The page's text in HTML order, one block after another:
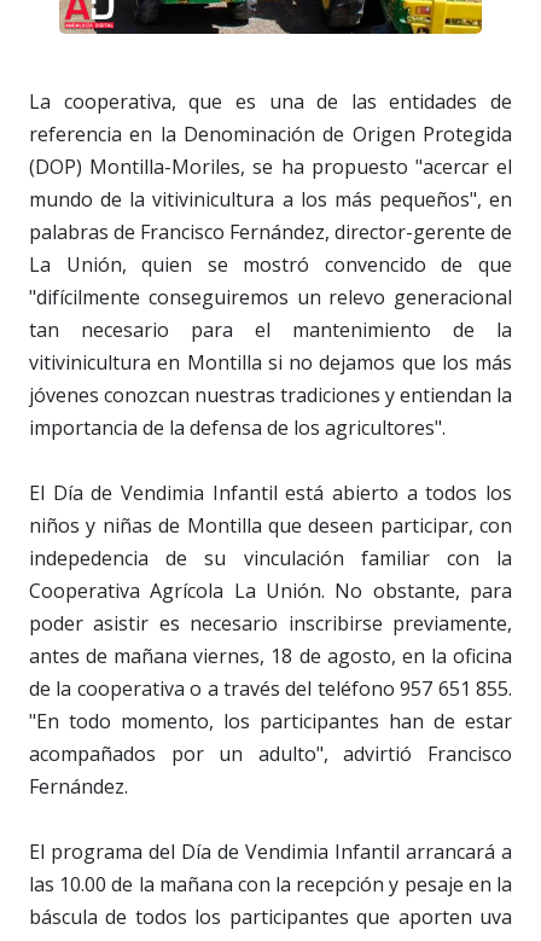
La cooperativa, que es una de las entidades de
referencia en la Denominación de Origen Protegida
(DOP) Montilla-Moriles, se ha propuesto "acercar el
mundo de la vitivinicultura a los más pequeños", en
palabras de Francisco Fernández, director-gerente de
La Unión, quien se mostró convencido de que
"difícilmente conseguiremos un relevo generacional
tan necesario para el mantenimiento de la
vitivinicultura en Montilla si no dejamos que los más
jóvenes conozcan nuestras tradiciones y entiendan la
importancia de la defensa de los agricultores".
El Día de Vendimia Infantil está abierto a todos los
niños y niñas de Montilla que deseen participar, con
indepedencia de su vinculación familiar con la
Cooperativa Agrícola La Unión. No obstante, para
poder asistir es necesario inscribirse previamente,
antes de mañana viernes, 18 de agosto, en la oficina
de la cooperativa o a través del teléfono 957 651 855.
"En todo momento, los participantes han de estar
acompañados por un adulto", advirtió Francisco
Fernández.
El programa del Día de Vendimia Infantil arrancará a
las 10.00 de la mañana con la recepción y pesaje en la
báscula de todos los participantes que aporten uva